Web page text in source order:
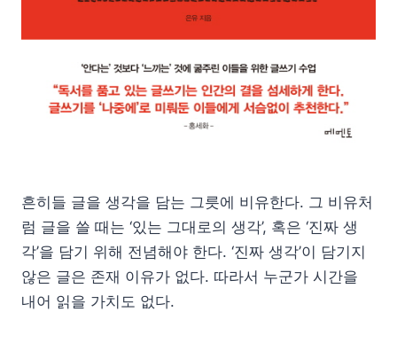
흔히들 글을 생각을 담는 그릇에 비유한다. 그 비유처
럼 글을 쓸 때는 ‘있는 그대로의 생각’, 혹은 ‘진짜 생
각’을 담기 위해 전념해야 한다. ‘진짜 생각’이 담기지
않은 글은 존재 이유가 없다. 따라서 누군가 시간을
내어 읽을 가치도 없다.